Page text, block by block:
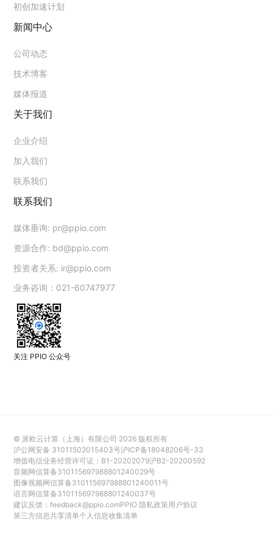
初创加速计划
新闻中心
公司动态
技术博客
媒体报道
关于我们
企业介绍
加入我们
联系我们
联系我们
媒体垂询: pr@ppio.com
资源合作: bd@ppio.com
投资者关系: ir@ppio.com
业务咨询：021-60747977
关注 PPIO 公众号
© 派欧云计算（上海）有限公司 2026 版权所有
沪公网安备 31011502015403号沪ICP备18048206号-33
增值电信业务经营许可证：B1-20202079沪B2-20200592
音频网信算备310115697988801240029号
图像视频网信算备310115697988801240011号
语言网信算备310115697988801240037号
建议反馈：feedback@ppio.comPPIO 隐私政策用户协议
第三方信息共享清单个人信息收集清单